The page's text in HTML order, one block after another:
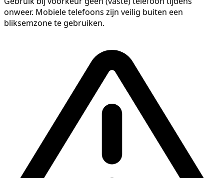
onweer. Mobiele telefoons zijn veilig buiten een
bliksemzone te gebruiken.